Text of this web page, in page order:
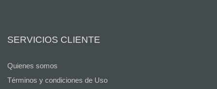
SERVICIOS CLIENTE
Quienes somos
Términos y condiciones de Uso